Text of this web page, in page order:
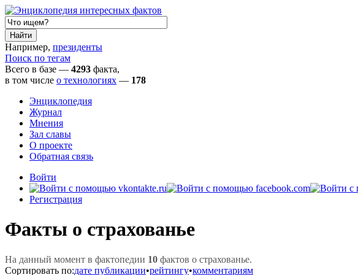
Например, президенты
Поиск по тегам
Всего в базе — 4293 факта,
в том числе о технологиях — 178
Энциклопедия
Журнал
Мнения
Зал славы
О проекте
Обратная связь
Войти
Регистрация
Факты о страхованье
На данный момент в фактопедии 10 фактов о страхованье.
Сортировать по:дате публикации•рейтингу•комментариям